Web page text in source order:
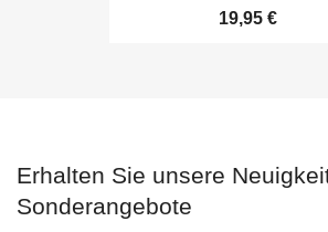
19,95 €
Erhalten Sie unsere
Sonderangebote